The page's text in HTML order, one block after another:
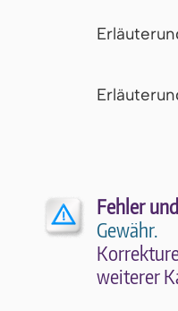
Fehler
Gewähr.
wei­te­rer